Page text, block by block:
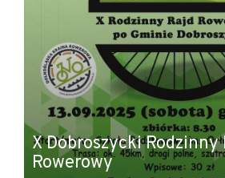
X Dobroszycki Rodzinny
Rowerowy